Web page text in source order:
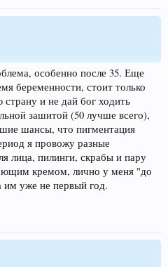
особенно после 35. Еще
беременности, стоит только
и не дай бог ходить
зашитой (50 лучше всего),
шансы, что пигментация
я провожу разные
лица, пилинги, скрабы и пару
кремом, лично у меня "до
им уже не первый год.